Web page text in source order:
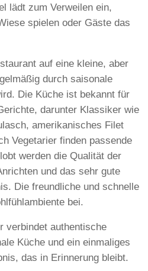
lädt zum Verweilen ein,
spielen oder Gäste das
auf eine kleine, aber
durch saisonale
Die Küche ist bekannt für
darunter Klassiker wie
amerikanisches Filet
Vegetarier finden passende
werden die Qualität der
und das sehr gute
Die freundliche und schnelle
bei.
verbindet authentische
Küche und ein einmaliges
das in Erinnerung bleibt.